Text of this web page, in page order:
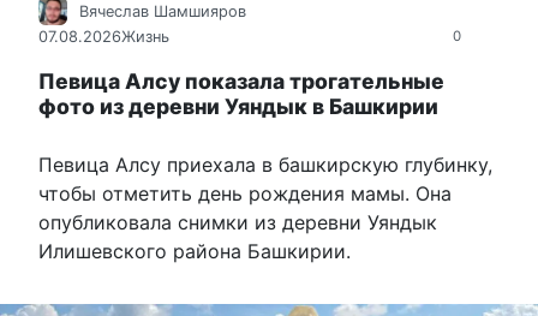
0
Вячеслав Шамшияров
07.08.2026Жизнь
Певица Алсу показала трогательные
фото из деревни Уяндык в Башкирии
Певица Алсу приехала в башкирскую глубинку,
чтобы отметить день рождения мамы. Она
опубликовала снимки из деревни Уяндык
Илишевского района Башкирии.